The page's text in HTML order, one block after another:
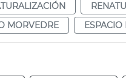
MORVEDRE ESPACIO